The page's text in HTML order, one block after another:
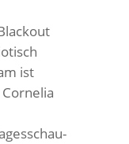
ist